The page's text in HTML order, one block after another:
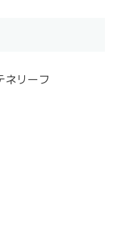
リーフ